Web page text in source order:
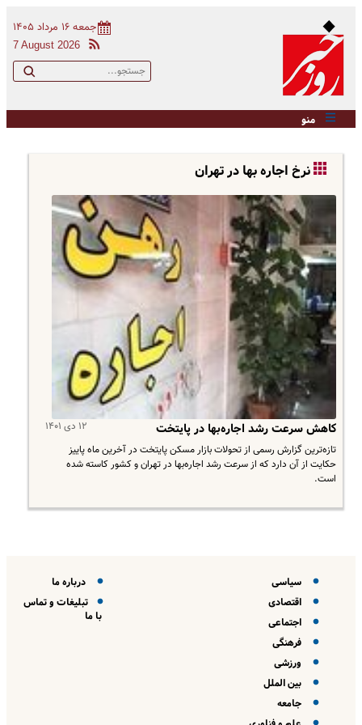
جمعه ۱۶ مرداد ۱۴۰۵
7 August 2026
منو
نرخ اجاره بها در تهران
۱۲ دی ۱۴۰۱ کاهش سرعت رشد اجاره‌بها در پایتخت
تازه‌ترین گزارش رسمی از تحولات بازار مسکن پایتخت در آخرین ماه پاییز
حکایت از آن دارد که از سرعت رشد اجاره‌بها در تهران و کشور کاسته شده
است.
سیاسی
اقتصادی
اجتماعی
فرهنگی
ورزشی
بین الملل
جامعه
درباره ما
تبلیغات و تماس
با ما